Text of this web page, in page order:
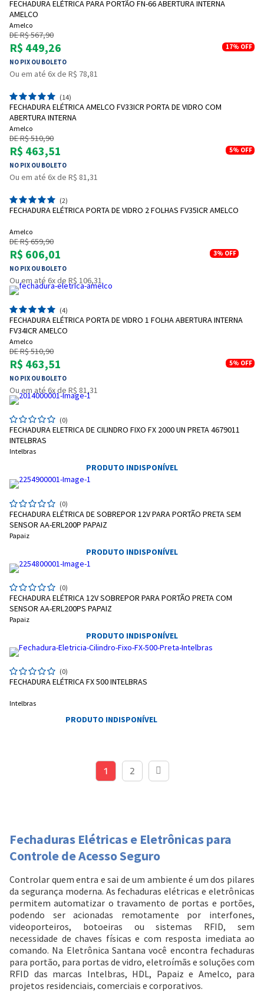
Entrega Flash
Entendi
Cartão de crédito
Entendi
Pagamento via Pix
Retire na Loja
Entendi
FECHADURA ELÉTRICA PARA PORTÃO FN-66 ABERTURA INTERNA
AMELCO
Amelco
DE R$ 567,90
R$ 449,26
NO PIX OU BOLETO
17% OFF
Ou em até 6x de R$ 78,81
(14)
FECHADURA ELÉTRICA AMELCO FV33ICR PORTA DE VIDRO COM
ABERTURA INTERNA
Amelco
DE R$ 510,90
R$ 463,51
NO PIX OU BOLETO
5% OFF
Ou em até 6x de R$ 81,31
(2)
FECHADURA ELÉTRICA PORTA DE VIDRO 2 FOLHAS FV35ICR AMELCO
Amelco
DE R$ 659,90
R$ 606,01
NO PIX OU BOLETO
3% OFF
Ou em até 6x de R$ 106,31
(4)
FECHADURA ELÉTRICA PORTA DE VIDRO 1 FOLHA ABERTURA INTERNA
FV34ICR AMELCO
Amelco
DE R$ 510,90
R$ 463,51
NO PIX OU BOLETO
5% OFF
Ou em até 6x de R$ 81,31
(0)
FECHADURA ELETRICA DE CILINDRO FIXO FX 2000 UN PRETA 4679011
INTELBRAS
Intelbras
PRODUTO INDISPONÍVEL
(0)
FECHADURA ELÉTRICA DE SOBREPOR 12V PARA PORTÃO PRETA SEM
SENSOR AA-ERL200P PAPAIZ
Papaiz
PRODUTO INDISPONÍVEL
(0)
FECHADURA ELÉTRICA 12V SOBREPOR PARA PORTÃO PRETA COM
SENSOR AA-ERL200PS PAPAIZ
Papaiz
PRODUTO INDISPONÍVEL
(0)
FECHADURA ELÉTRICA FX 500 INTELBRAS
Intelbras
PRODUTO INDISPONÍVEL
1 2
Fechaduras Elétricas e Eletrônicas para
Controle de Acesso Seguro
Controlar quem entra e sai de um ambiente é um dos pilares
da segurança moderna. As fechaduras elétricas e eletrônicas
permitem automatizar o travamento de portas e portões,
podendo ser acionadas remotamente por interfones,
videoporteiros, botoeiras ou sistemas RFID, sem
necessidade de chaves físicas e com resposta imediata ao
comando. Na Eletrônica Santana você encontra fechaduras
para portão, para portas de vidro, eletroímãs e soluções com
RFID das marcas Intelbras, HDL, Papaiz e Amelco, para
projetos residenciais, comerciais e corporativos.